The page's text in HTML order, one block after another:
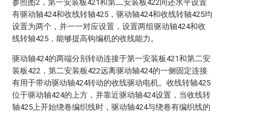
参照图2，第一安装板421和第二安装板422间还水平设置
有驱动轴424和收线转轴425，驱动轴424和收线转轴425均
设置为两个，并一一对应设置，设置两组驱动轴424和收
线转轴425，能够提高钩编机的收线能力。
驱动轴424的两端分别转动连接于第一安装板421和第二安
装板422，第二安装板422远离驱动轴424的一侧固定连接
有用于带动驱动轴424转动的收线驱动电机。收线转轴425
位于驱动轴424的上方，并靠近驱动轴424设置，当收线转
轴425上开始绕卷编织线时，驱动轴424与绕卷有编织线的